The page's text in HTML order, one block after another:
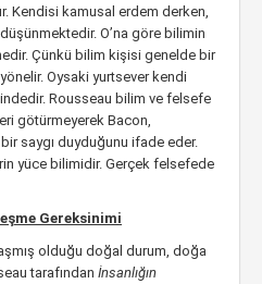
Kendisi kamusal erdem derken,
O’na göre bilimin
Çünkü bilim kişisi genelde bir
Oysaki yurtsever kendi
Rousseau bilim ve felsefe
götürmeyerek Bacon,
saygı duyduğunu ifade eder.
yüce bilimidir. Gerçek felsefede
Gereksinimi
olduğu doğal durum, doğa
tarafından İnsanlığın